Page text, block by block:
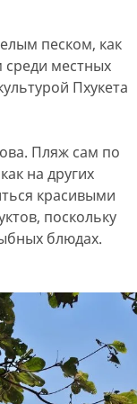
песком, как
среди местных
Пхукета
Пляж сам по
на других
красивыми
поскольку
блюдах.